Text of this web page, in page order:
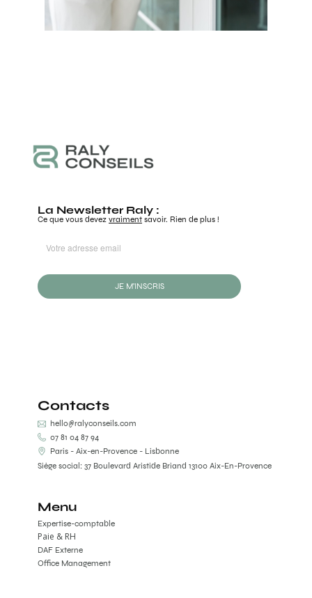
La Newsletter Raly :
Ce que vous devez vraiment savoir. Rien de plus !
JE M'INSCRIS
Contacts
hello@ralyconseils.com
07 81 04 87 94
Paris - Aix-en-Provence - Lisbonne
Siège social: 37 Boulevard Aristide Briand 13100 Aix-En-Provence
Menu
Expertise-comptable
DAF Externe
Office Management
Paie & RH